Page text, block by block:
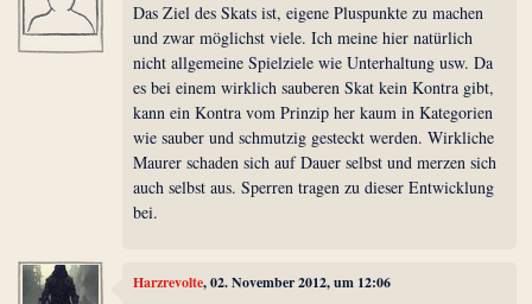
Das Ziel des Skats ist, eigene Pluspunkte zu machen
und zwar möglichst viele. Ich meine hier natürlich
nicht allgemeine Spielziele wie Unterhaltung usw. Da
es bei einem wirklich sauberen Skat kein Kontra gibt,
kann ein Kontra vom Prinzip her kaum in Kategorien
wie sauber und schmutzig gesteckt werden. Wirkliche
Maurer schaden sich auf Dauer selbst und merzen sich
auch selbst aus. Sperren tragen zu dieser Entwicklung
bei.
Harzrevolte, 02. November 2012, um 12:06